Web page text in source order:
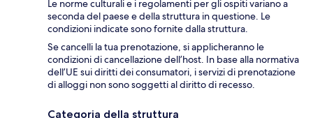
Le norme culturali e i regolamenti per gli ospiti variano a
seconda del paese e della struttura in questione. Le
condizioni indicate sono fornite dalla struttura.
Se cancelli la tua prenotazione, si applicheranno le
condizioni di cancellazione dell’host. In base alla normativa
dell’UE sui diritti dei consumatori, i servizi di prenotazione
di alloggi non sono soggetti al diritto di recesso.
Categoria della struttura